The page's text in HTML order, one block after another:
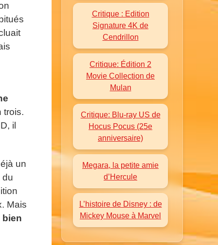
trois.
il
un
du
Mais
bien
Critique : Edition
Signature 4K de
Cendrillon
Critique: Édition 2
Movie Collection de
Mulan
Critique: Blu-ray US de
Hocus Pocus (25e
anniversaire)
Megara, la petite amie
d’Hercule
L’histoire de Disney : de
Mickey Mouse à Marvel